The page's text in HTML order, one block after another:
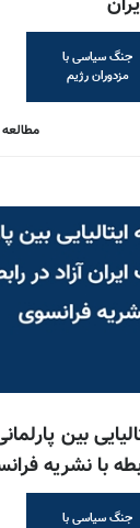
جنگ سیاسی با
مزدوران رژیم
بین
با نشریه
جنگ سیاسی با